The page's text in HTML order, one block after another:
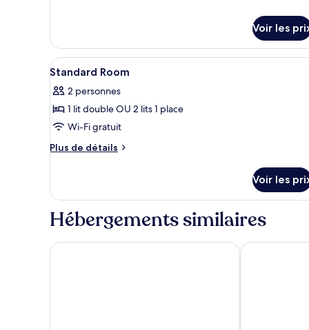
chambre
Suite
Junior
Voir les
Afficher
toutes
les
photos
pour
ce
chambre :
Standard
Room
Coffres-forts dans les
4
Standard Room
2 personnes
1 lit double OU 2 lits 1 place
Wi-Fi gratuit
Plus de détails
Plus
le
type
de
Standard
Voir les
Hébergements similaires
Tamani Marina Hotel and Hotel ApartmentsRove Dubai